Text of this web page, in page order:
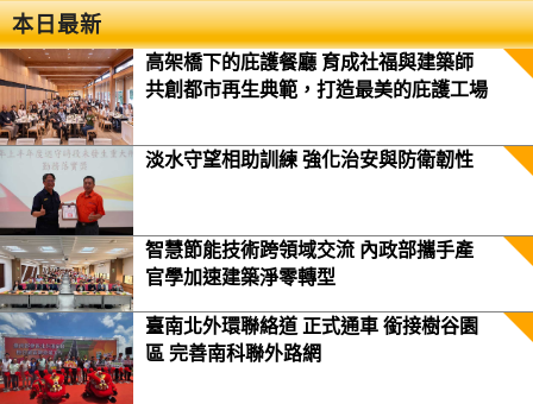
本日最新
高架橋下的庇護餐廳 育成社福與建築師
共創都市再生典範，打造最美的庇護工場
淡水守望相助訓練 強化治安與防衛韌性
智慧節能技術跨領域交流 內政部攜手產
官學加速建築淨零轉型
臺南北外環聯絡道 正式通車 銜接樹谷園
區 完善南科聯外路網